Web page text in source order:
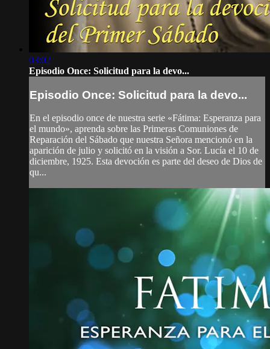
03:02
Episodio Once: Solicitud para la devo...
Episodio Once: Solicitud para la devo...
En el episodio once de nuestra serie «Fátima: Esperanza para
el mundo», aprenda sobre las Primeras Comuniones de
Reparación del Sábado que nuestra Señora mencionó en la
aparición de julio y solicitó en la visión a Sor. Lucía el 10 de
diciembre, 1925. Esta devoción es parte del deseo de Dios de
qu...